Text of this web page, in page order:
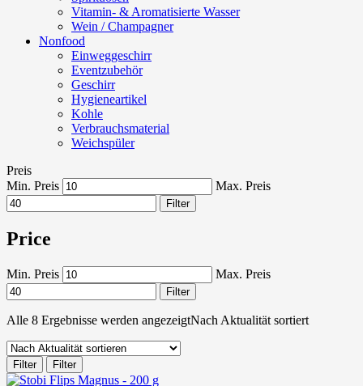
Vitamin- & Aromatisierte Wasser
Wein / Champagner
Nonfood
Einweggeschirr
Eventzubehör
Geschirr
Hygieneartikel
Kohle
Verbrauchsmaterial
Weichspüler
Preis
Min. Preis
Max. Preis
Filter
Price
Min. Preis Max. Preis
Filter
Alle 8 Ergebnisse werden angezeigtNach Aktualität sortiert
Filter Filter